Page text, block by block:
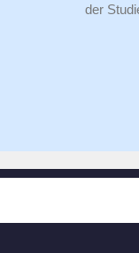
der